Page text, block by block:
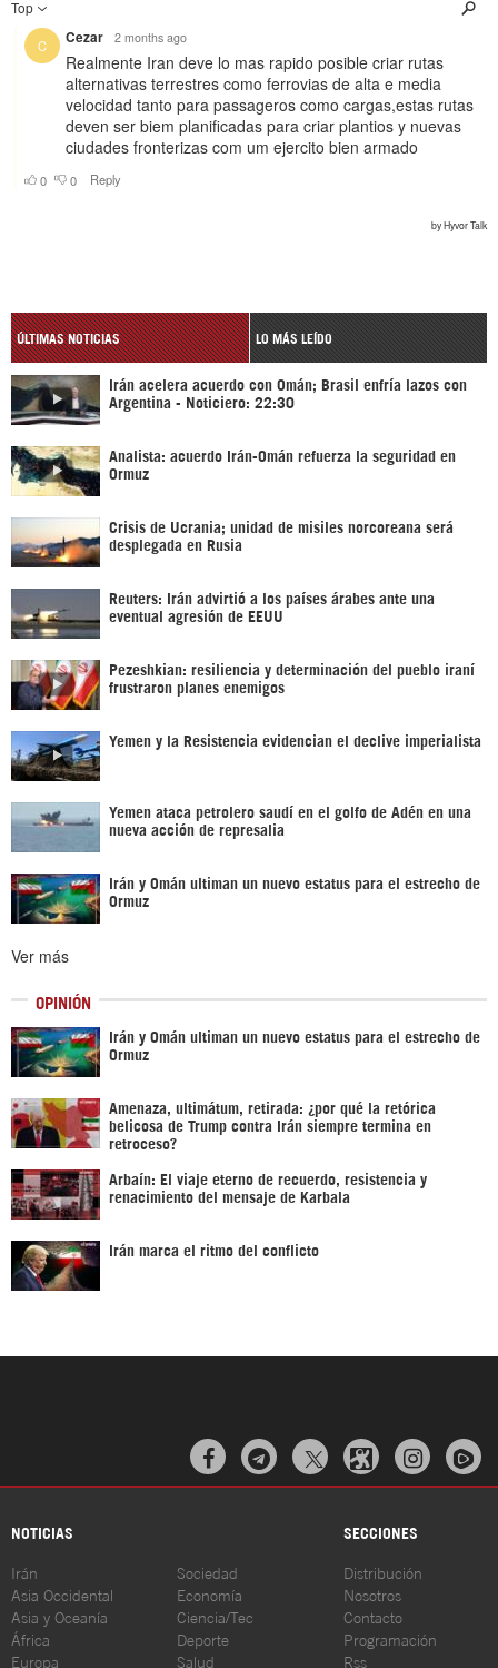
ÚLTIMAS NOTICIAS LO MÁS LEÍDO
Irán acelera acuerdo con Omán; Brasil enfría lazos con
Argentina - Noticiero: 22:30
Analista: acuerdo Irán-Omán refuerza la seguridad en
Ormuz
Crisis de Ucrania; unidad de misiles norcoreana será
desplegada en Rusia
Reuters: Irán advirtió a los países árabes ante una
eventual agresión de EEUU
Pezeshkian: resiliencia y determinación del pueblo iraní
frustraron planes enemigos
Yemen y la Resistencia evidencian el declive imperialista
Yemen ataca petrolero saudí en el golfo de Adén en una
nueva acción de represalia
Irán y Omán ultiman un nuevo estatus para el estrecho de
Ormuz
Ver más
OPINIÓN
Irán y Omán ultiman un nuevo estatus para el estrecho de
Ormuz
Amenaza, ultimátum, retirada: ¿por qué la retórica
belicosa de Trump contra Irán siempre termina en
retroceso?
Arbaín: El viaje eterno de recuerdo, resistencia y
renacimiento del mensaje de Karbala
Irán marca el ritmo del conflicto
  
NOTICIAS SECCIONES
Irán
Asia Occidental
Asia y Oceanía
África
Europa
Sociedad
Economía
Ciencia/Tec
Deporte
Salud
Distribución
Nosotros
Contacto
Programación
Rss